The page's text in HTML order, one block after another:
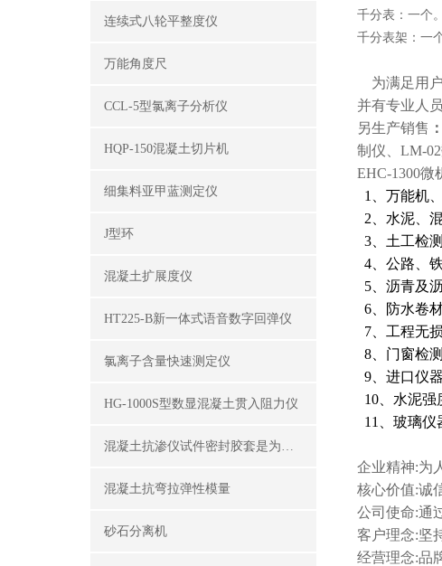
连续式八轮平整度仪
万能角度尺
CCL-5型氯离子分析仪
HQP-150混凝土切片机
细集料亚甲蓝测定仪
J型环
混凝土扩展度仪
HT225-B新一体式语音数字回弹仪
氯离子含量快速测定仪
HG-1000S型数显混凝土贯入阻力仪
混凝土抗渗仪试件密封胶套是为了密封试件外围
混凝土抗弯拉弹性模量
砂石分离机
千分表：一个
千分表架：一
为满足用户
并有专业人
另生产销售 ：
制仪、LM-
EHC-1300
1、万能机
2、水泥、
3、土工检
4、公路、
5、沥青及
6、防水卷
7、工程无
8、门窗检
9、进口仪
10、水泥强
11、玻璃仪
企业精神:为
核心价值:诚
公司使命:通
客户理念:坚
经营理念:品